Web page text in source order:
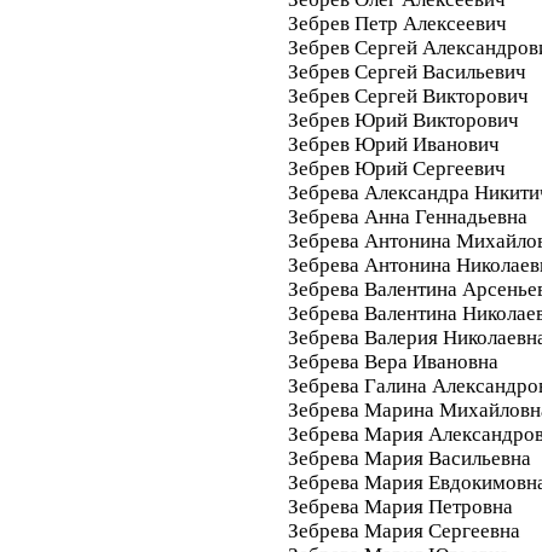
Зебрев Петр Алексеевич
Зебрев Сергей
Зебрев Сергей Васильевич
Зебрев Сергей Викторович
Зебрев Юрий Викторович
Зебрев Юрий Иванович
Зебрев Юрий Сергеевич
Зебрева Александра
Зебрева Анна Геннадьевна
Зебрева Антонина
Зебрева Антонина
Зебрева Валентина
Зебрева Валентина
Зебрева Валерия
Зебрева Вера Ивановна
Зебрева Галина
Зебрева Марина
Зебрева Мария
Зебрева Мария Васильевна
Зебрева Мария
Зебрева Мария Петровна
Зебрева Мария Сергеевна